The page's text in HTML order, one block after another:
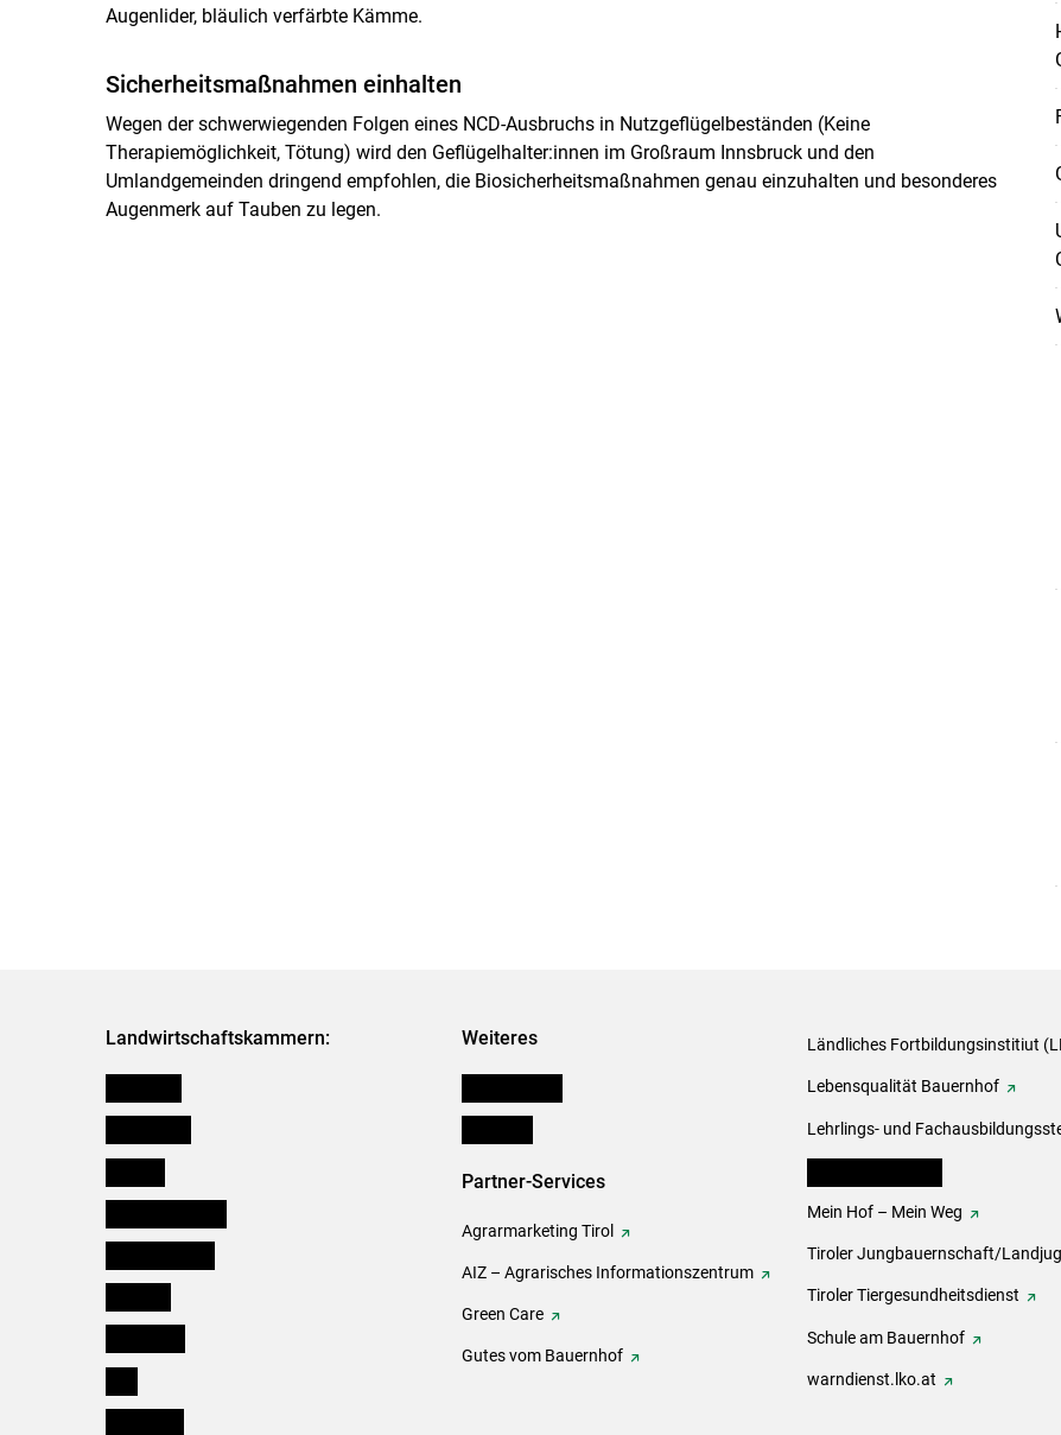
Augenlider, bläulich verfärbte Kämme.
Sicherheitsmaßnahmen einhalten
Wegen der schwerwiegenden Folgen eines NCD-Ausbruchs in Nutzgeflügelbeständen (Keine
Therapiemöglichkeit, Tötung) wird den Geflügelhalter:innen im Großraum Innsbruck und den
Umlandgemeinden dringend empfohlen, die Biosicherheitsmaßnahmen genau einzuhalten und besonderes
Augenmerk auf Tauben zu legen.
Landwirtschaftskammern: Weiteres
Partner-Services
Agrarmarketing Tirol
AIZ – Agrarisches Informationszentrum
Green Care
Gutes vom Bauernhof
Ländliches Fortbildungsinstitiut
Lebensqualität Bauernhof
Lehrlings- und
Mein Hof – Mein Weg
Tiroler Jungbauernschaft/
Tiroler Tiergesundheitsdienst
Schule am Bauernhof
warndienst.lko.at